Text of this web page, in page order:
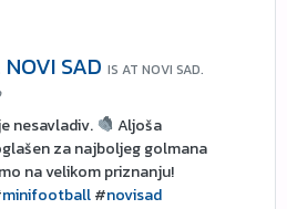
SAD IS AT NOVI SAD.
nesavladiv.
Aljoša
za najboljeg golmana
na velikom priznanju!
minifootball#novisad